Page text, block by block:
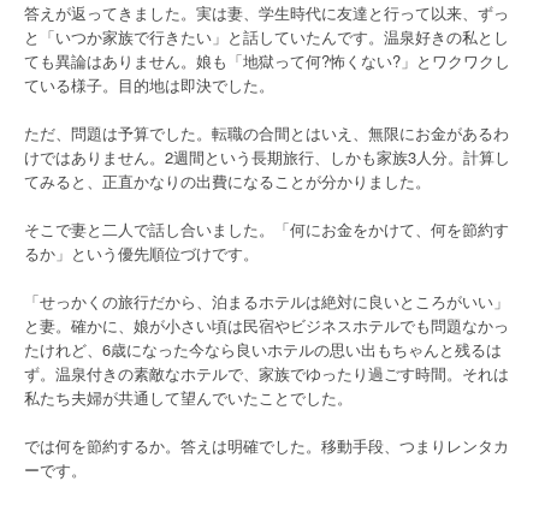
答えが返ってきました。実は妻、学生時代に友達と行って以来、ずっ
と「いつか家族で行きたい」と話していたんです。温泉好きの私とし
ても異論はありません。娘も「地獄って何?怖くない?」とワクワクし
ている様子。目的地は即決でした。
ただ、問題は予算でした。転職の合間とはいえ、無限にお金があるわ
けではありません。2週間という長期旅行、しかも家族3人分。計算し
てみると、正直かなりの出費になることが分かりました。
そこで妻と二人で話し合いました。「何にお金をかけて、何を節約す
るか」という優先順位づけです。
「せっかくの旅行だから、泊まるホテルは絶対に良いところがいい」
と妻。確かに、娘が小さい頃は民宿やビジネスホテルでも問題なかっ
たけれど、6歳になった今なら良いホテルの思い出もちゃんと残るは
ず。温泉付きの素敵なホテルで、家族でゆったり過ごす時間。それは
私たち夫婦が共通して望んでいたことでした。
では何を節約するか。答えは明確でした。移動手段、つまりレンタカ
ーです。